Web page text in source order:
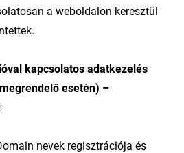
a weboldalon keresztül
kapcsolatos adatkezelés
esetén) –
nevek regisztrációja és